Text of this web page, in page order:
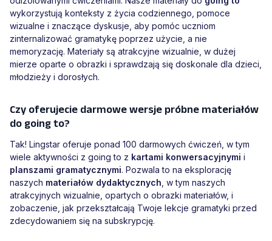
wykorzystują konteksty z życia codziennego, pomoce
wizualne i znaczące dyskusje, aby pomóc uczniom
zinternalizować gramatykę poprzez użycie, a nie
memoryzację. Materiały są atrakcyjne wizualnie, w dużej
mierze oparte o obrazki i sprawdzają się doskonale dla dzieci,
młodzieży i dorosłych.
Czy oferujecie darmowe wersje próbne materiałów
do going to?
Tak! Lingstar oferuje ponad 100 darmowych ćwiczeń, w tym
wiele aktywności z going to z kartami konwersacyjnymi i
planszami gramatycznymi. Pozwala to na eksplorację
naszych materiałów dydaktycznych, w tym naszych
atrakcyjnych wizualnie, opartych o obrazki materiałów, i
zobaczenie, jak przekształcają Twoje lekcje gramatyki przed
zdecydowaniem się na subskrypcję.